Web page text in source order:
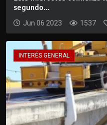
segundo...
Jun 06 2023 1537
INTERÉS GENERAL